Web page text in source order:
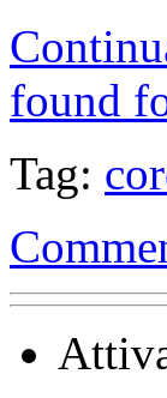
found
Tag: